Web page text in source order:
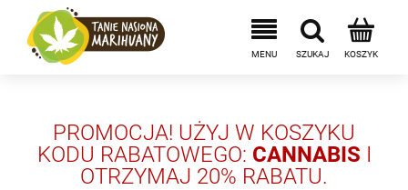
PROMOCJA! UŻYJ W KOSZYKU
KODU RABATOWEGO: CANNABIS I
OTRZYMAJ 20% RABATU.